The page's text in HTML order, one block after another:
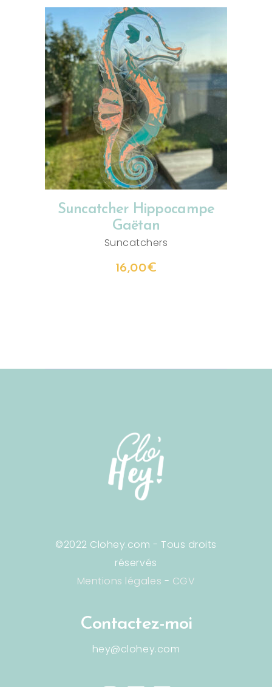
AJOUTER AU PANIER
Suncatcher Hippocampe
Gaëtan
Suncatchers
16,00€
©2022 Clohey.com - Tous droits
réservés
Mentions légales - CGV
Contactez-moi
hey@clohey.com